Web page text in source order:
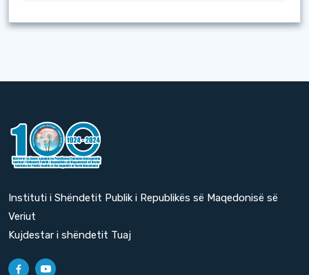
Instituti i Shëndetit Publik i Republikës së Maqedonisë së
Veriut
Kujdestar i shëndetit Tuaj